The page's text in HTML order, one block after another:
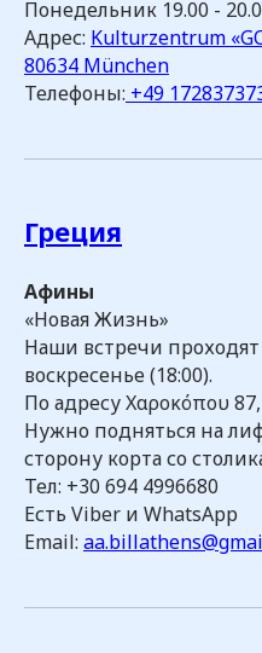
Понедельник 19.00 -
Адрес: Kulturzentrum
80634 München
Телефоны: +49
Греция
Афины
«Новая Жизнь»
Наши встречи
воскресенье (18:00).
По адресу Χαροκόπου 87,
Нужно подняться на
сторону корта со
Тел: +30 694 4996680
Есть Viber и WhatsApp
Email: